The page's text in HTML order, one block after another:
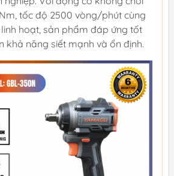
tốc độ 2500 vòng/phút cùng
hoạt, sản phẩm đáp ứng tốt
khả năng siết mạnh và ổn định.